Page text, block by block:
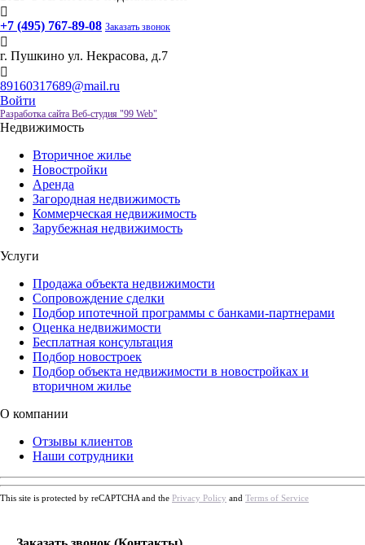
+7 (495) 767-89-08 Заказать звонок
г. Пушкино ул. Некрасова, д.7
89160317689@mail.ru
Войти
Разработка сайта Веб-студия "99 Web"
Недвижимость
Вторичное жилье
Новостройки
Аренда
Загородная недвижимость
Коммерческая недвижимость
Зарубежная недвижимость
Услуги
Продажа объекта недвижимости
Сопровождение сделки
Подбор ипотечной программы с банками-партнерами
Оценка недвижимости
Бесплатная консультация
Подбор новостроек
Подбор объекта недвижимости в новостройках и
вторичном жилье
О компании
Отзывы клиентов
Наши сотрудники
This site is protected by reCAPTCHA and the Privacy Policy and Terms of Service